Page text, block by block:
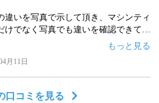
違いを写真で示して頂き、マシンティ
けでなく写真でも違いを確認できて、
もっと見る
月11日
口コミを見る